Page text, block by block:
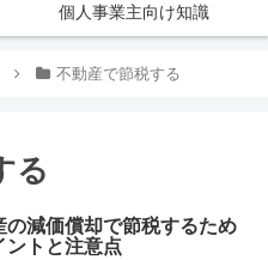
個人事業主向け知識
不動産で節税する
る
の減価償却で節税するため
ントと注意点